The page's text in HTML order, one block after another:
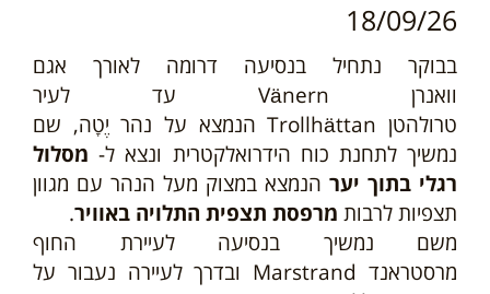
18/09/26
בבוקר נתחיל בנסיעה דרומה לאורך אגם
וואנרן Vänern עד לעיר
טרולהטן Trollhättan הנמצא על נהר יֶטָה, שם
נמשיך לתחנת כוח הידרואלקטרית ונצא ל- מסלול
רגלי בתוך יער הנמצא במצוק מעל הנהר עם מגוון
תצפיות לרבות מרפסת תצפית התלויה באוויר.
משם נמשיך בנסיעה לעיירת החוף
מרסטראנד Marstrand ובדרך לעיירה נעבור על